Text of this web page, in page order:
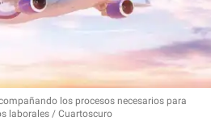
los procesos necesarios para
laborales
Cuartoscuro